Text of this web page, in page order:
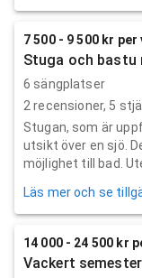
7 500 - 9 500 kr per
Stuga och bastu
6 sängplatser
2 recensioner, 5
Stugan, som är
utsikt över en sjö.
möjlighet till bad.
Läs mer och se
14 000 - 24 500 kr
Vackert